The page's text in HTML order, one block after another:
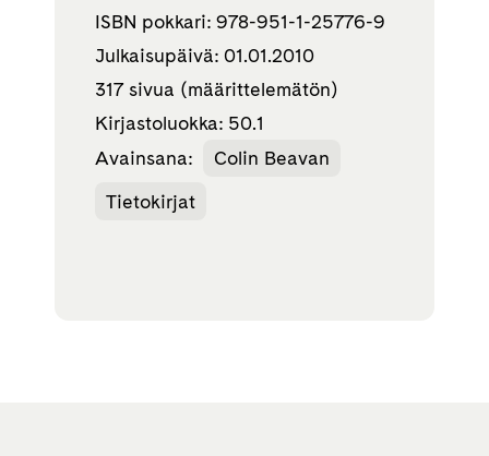
ISBN pokkari: 978-951-1-25776-9
Julkaisupäivä: 01.01.2010
317 sivua (määrittelemätön)
Kirjastoluokka: 50.1
Avainsana:
Colin Beavan
Tietokirjat